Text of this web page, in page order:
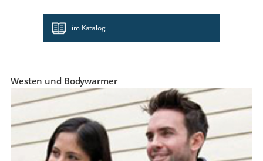
im Katalog
Westen und Bodywarmer